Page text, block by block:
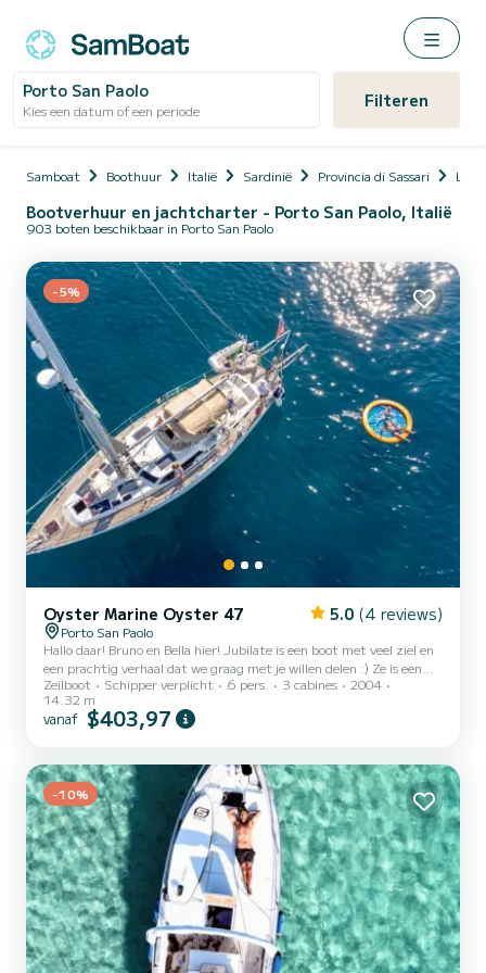
Porto San Paolo
Kies een datum of een periode Filteren
Samboat Boothuur Italië Sardinië Provincia di Sassari Loiri
Bootverhuur en jachtcharter - Porto San Paolo, Italië
903 boten beschikbaar in Porto San Paolo
-5%
Oyster Marine Oyster 47 5.0 (4 reviews)
Porto San Paolo
Hallo daar! Bruno en Bella hier! Jubilate is een boot met veel ziel en
een prachtig verhaal dat we graag met je willen delen :) Ze is een
Oyster, een zeer gerespecteerd jachtmerk dat bekend staat om
het bouwen van sterke, comfortabele boten met veel aandacht voor
elk detail. Jubilate heeft zojuist een rond-de-wereldreis voltooid en
werkelijk magisch deel van de wereld....
Zeilboot Schipper verplicht 6 pers. 3 cabines
2004
14.32 m
vanaf $403,97
-10%